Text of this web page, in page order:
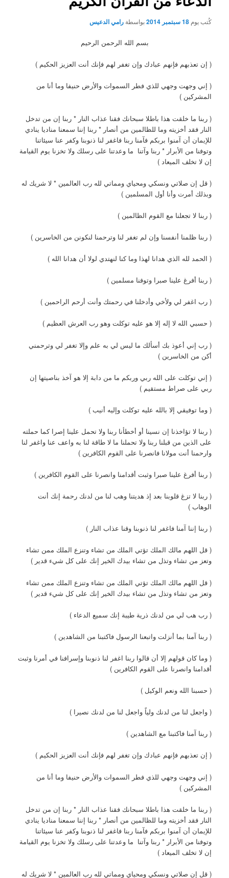
كُتب يوم18 سبتمبر 2014 بواسطةرامي الدعيس
بسم الله الرحمن الرحيم
( إن تعذبهم فإنهم عبادك وإن تغفر لهم فإنك أنت العزيز الحكيم )
( إني وجهت وجهي للذي فطر السموات والأرض حنيفا وما أنا من
المشركين )
( ربنا ما خلقت هذا باطلا سبحانك فقنا عذاب النار * ربنا إن من تدخل
النار فقد أخزيته وما للظالمين من أنصار * ربنا إننا سمعنا مناديا ينادي
للإيمان أن آمنوا بربكم فآمنا ربنا فاغفر لنا ذنوبنا وكفر عنا سيئاتنا
وتوفنا من الأبرار * ربنا وآتنا ما وعدتنا على رسلك ولا تخزنا يوم القيامة
إن لا تخلف الميعاد )
( قل إن صلاتي ونسكي ومحياي ومماتي لله رب العالمين * لا شريك له
وبذلك أمرت وأنا أول المسلمين )
( ربنا لا تجعلنا مع القوم الظالمين )
( ربنا ظلمنا أنفسنا وإن لم تغفر لنا وترحمنا لنكونن من الخاسرين )
( الحمد لله الذي هدانا لهذا وما كنا لنهتدي لولا أن هدانا الله )
( ربنا أفرغ علينا صبرا وتوفنا مسلمين )
( رب اغفر لي ولأخي وأدخلنا في رحمتك وأنت أرحم الراحمين )
( حسبي الله لا إله إلا هو عليه توكلت وهو رب العرش العظيم )
( رب إني أعوذ بك أسألك ما ليس لي به علم وإلا تغفر لي وترحمني
أكن من الخاسرين )
( إني توكلت على الله ربي وربكم ما من دابة إلا هو آخذ بناصيتها إن
ربي على صراط مستقيم )
( وما توفيقي إلا بالله عليه توكلت وإليه أنيب )
( ربنا لا تؤاخذنا إن نسينا أو أخطأنا ربنا ولا تحمل علينا إصرا كما حملته
على الذين من قبلنا ربنا ولا تحملنا ما لا طاقة لنا به واعف عنا واغفر لنا
وارحمنا أنت مولانا فانصرنا على القوم الكافرين )
( ربنا أفرغ علينا صبرا وثبت أقدامنا وانصرنا على القوم الكافرين )
( ربنا لا تزغ قلوبنا بعد إذ هديتنا وهب لنا من لدنك رحمة إنك أنت
الوهاب )
( ربنا إننا آمنا فاغفر لنا ذنوبنا وقنا عذاب النار )
( قل اللهم مالك الملك تؤتي الملك من تشاء وتنزع الملك ممن تشاء
وتعز من تشاء وتذل من تشاء بيدك الخير إنك على كل شيء قدير )
( قل اللهم مالك الملك تؤتي الملك من تشاء وتنزع الملك ممن تشاء
وتعز من تشاء وتذل من تشاء بيدك الخير إنك على كل شيء قدير )
( رب هب لي من لدنك ذرية طيبة إنك سميع الدعاء )
( ربنا آمنا بما أنزلت واتبعنا الرسول فاكتبنا من الشاهدين )
( وما كان قولهم إلا أن قالوا ربنا اغفر لنا ذنوبنا وإسرافنا في أمرنا وثبت
أقدامنا وانصرنا على القوم الكافرين )
( حسبنا الله ونعم الوكيل )
( واجعل لنا من لدنك ولياً واجعل لنا من لدنك نصيرا )
( ربنا آمنا فاكتبنا مع الشاهدين )
( إن تعذبهم فإنهم عبادك وإن تغفر لهم فإنك أنت العزيز الحكيم )
( إني وجهت وجهي للذي فطر السموات والأرض حنيفا وما أنا من
المشركين )
( ربنا ما خلقت هذا باطلا سبحانك فقنا عذاب النار * ربنا إن من تدخل
النار فقد أخزيته وما للظالمين من أنصار * ربنا إننا سمعنا مناديا ينادي
للإيمان أن آمنوا بربكم فآمنا ربنا فاغفر لنا ذنوبنا وكفر عنا سيئاتنا
وتوفنا من الأبرار * ربنا وآتنا ما وعدتنا على رسلك ولا تخزنا يوم القيامة
إن لا تخلف الميعاد )
( قل إن صلاتي ونسكي ومحياي ومماتي لله رب العالمين * لا شريك له